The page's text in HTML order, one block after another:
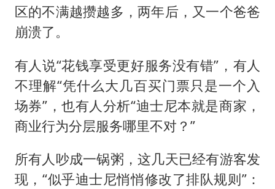
区的不满越攒越多，两年后，又一个爸爸
崩溃了。
有人说“花钱享受更好服务没有错”，有人
不理解“凭什么大几百买门票只是一个入
场券”，也有人分析“迪士尼本就是商家，
商业行为分层服务哪里不对？”
所有人吵成一锅粥，这几天已经有游客发
现，“似乎迪士尼悄悄修改了排队规则”：